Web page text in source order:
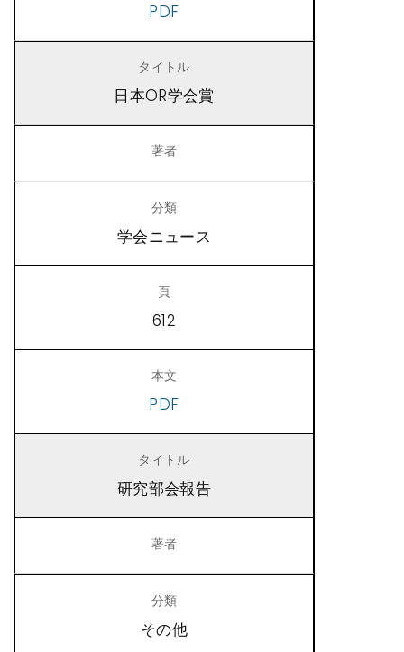
PDF
日本OR学会賞
学会ニュース
612
PDF
研究部会報告
その他